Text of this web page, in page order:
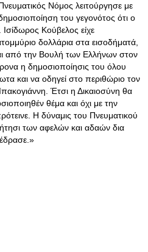
Νόμος λειτούργησε με
του γεγονότος ότι ο
Κούβελος είχε
δολλάρια στα εισοδήματά,
από την Βουλή των Ελλήνων στον
η δημοσιοποίησις του όλου
και να οδηγεί στο περιθώριο τον
Έτσι η Δικαιοσύνη θα
θέμα και όχι με την
Η δύναμις του Πνευματικού
των αφελών και αδαών δια